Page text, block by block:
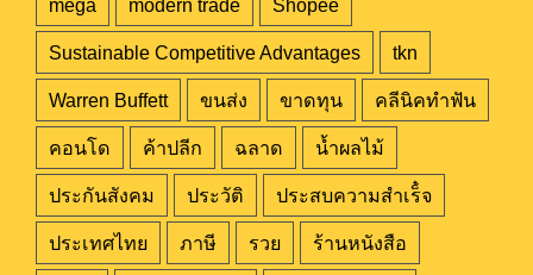
mega modern trade Shopee
Sustainable Competitive Advantages tkn
Warren Buffett ขนส่ง ขาดทุน คลีนิคทำฟัน
คอนโด ค้าปลีก ฉลาด น้ำผลไม้
ประกันสังคม ประวัติ ประสบความสำเร็๋จ
ประเทศไทย ภาษี รวย ร้านหนังสือ